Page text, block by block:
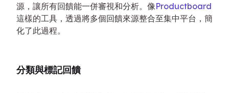
源，讓所有回饋能一併審視和分析。像Productboard
這樣的工具，透過將多個回饋來源整合至集中平台，簡
化了此過程。
分類與標記回饋